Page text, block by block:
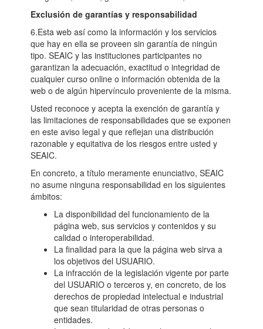
Exclusión de garantías y responsabilidad
6.Esta web así como la información y los servicios
que hay en ella se proveen sin garantía de ningún
tipo. SEAIC y las instituciones participantes no
garantizan la adecuación, exactitud o integridad de
cualquier curso online o información obtenida de la
web o de algún hipervínculo proveniente de la misma.
Usted reconoce y acepta la exención de garantía y
las limitaciones de responsabilidades que se exponen
en este aviso legal y que reflejan una distribución
razonable y equitativa de los riesgos entre usted y
SEAIC.
En concreto, a título meramente enunciativo, SEAIC
no asume ninguna responsabilidad en los siguientes
ámbitos:
La disponibilidad del funcionamiento de la
página web, sus servicios y contenidos y su
calidad o interoperabilidad.
La finalidad para la que la página web sirva a
los objetivos del USUARIO.
La infracción de la legislación vigente por parte
del USUARIO o terceros y, en concreto, de los
derechos de propiedad intelectual e industrial
que sean titularidad de otras personas o
entidades.